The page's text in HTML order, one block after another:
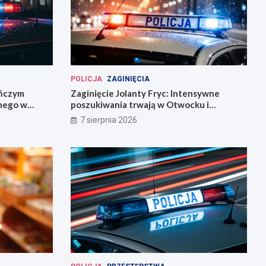
w
POLICJA ZAGINIĘCIA
Zaginięcie Jolanty Fryc: Intensywne
poszukiwania trwają w Otwocku i
Wrocławiu
7 sierpnia 2026